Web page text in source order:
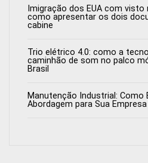
Imigração dos EUA com
como apresentar os dois
cabine
Trio elétrico 4.0: como a
caminhão de som no palco
Brasil
Manutenção Industrial: Como
Abordagem para Sua Empresa